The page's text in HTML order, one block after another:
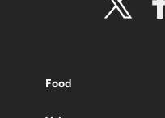
Food
Visit